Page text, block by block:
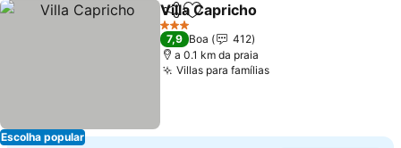
Escolha popular
PartilharAdicionar aos favoritos
Villa Capricho
3 Estrelas
7,9 Boa
412
a 0.1 km da praia
Villas para famíliasVer preços